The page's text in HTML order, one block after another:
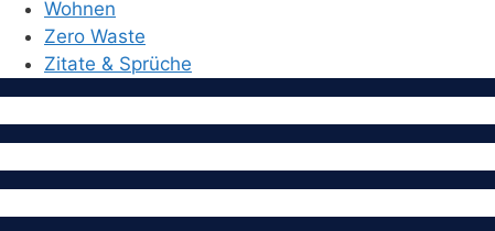
Wohnen
Zero Waste
Zitate & Sprüche